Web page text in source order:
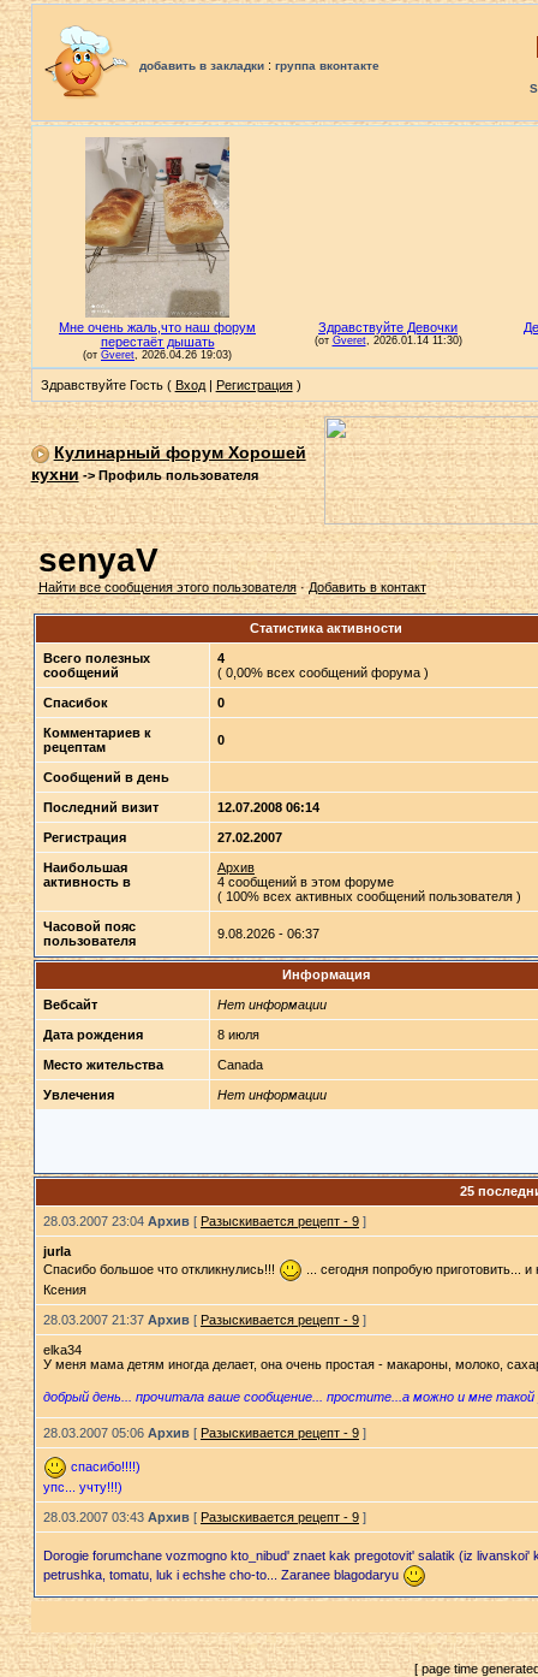
добавить в закладки: группа вконтакте
Здравствуйте Гость ( Вход| Регистрация)
Кулинарный форум Хорошей
кухни->Профиль пользователя
senyaV
Найти все сообщения этого пользователя·Добавить в контакт
Статистика активности
Всего полезных
сообщений
4
( 0,00% всех сообщений форума )
Спасибок 0
Комментариев к
рецептам
0
Сообщений в день
Последний визит 12.07.2008 06:14
Регистрация 27.02.2007
Наибольшая
активность в
Архив
4 сообщений в этом форуме
( 100% всех активных сообщений пользователя )
Часовой пояс
пользователя
9.08.2026 - 06:37
Информация
Вебсайт Нет информации
Дата рождения 8 июля
Место жительства Canada
Увлечения Нет информации
25
28.03.2007 23:04 Архив[ Разыскивается рецепт - 9]
jurla
Спасибо большое что откликнулись!!!
... сегодня попробую приготовить...
Ксения
28.03.2007 21:37 Архив[ Разыскивается рецепт - 9]
elka34
У меня мама детям иногда делает, она очень простая - макароны, молоко,
добрый день... прочитала ваше сообщение... простите...а можно и мне
28.03.2007 05:06 Архив[ Разыскивается рецепт - 9]
спасибо!!!!)
упс... учту!!!)
28.03.2007 03:43 Архив[ Разыскивается рецепт - 9]
Dorogie forumchane vozmogno kto_nibud' znaet kak pregotovit' salatik (iz livanskoi'
petrushka, tomatu, luk i echshe cho-to... Zaranee blagodaryu
[ page time